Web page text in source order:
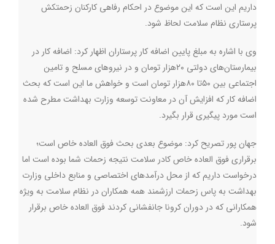
داریم این است که این موضوع در احکام رفاهی کارکنان زحمتکش
پرستاری نظام سلامت لحاظ شود.
وی با اشاره به مبلغ پایین اضافه کار پرستاران اظهار کرد: اضافه کار در
بیمارستان‌های دولتی ۲۰هزار تومان و در نیروهای مسلح و تامین
اجتماعی بین ۵۰تا ۸۰هزار تومان است و خواهش ما این است که بحث
اضافه کار که افزایش آن در معاونت توسعه وزارت بهداشت مطرح شده
است مورد پیگیری قرار بگیرد.
جهان پور تصریح کرد: موضوع بعدی بحث فوق العاده خاص است؛
برقراری فوق العاده خاص کادر سلامت نتیجه زحمات شما بوده است اما
درخواست داریم که از محل درآمدهای اختصاصی و منابع داخلی وزارت
بهداشت به پاس زحمات ارزشمند همه همکاران در نظام سلامت به ویژه
همکارانی که در دوران کرونا جانفشانی کردند فوق العاده خاص برقرار
شود.